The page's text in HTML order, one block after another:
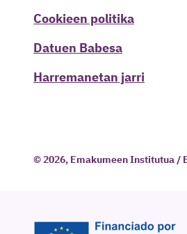
Cookieen politika
Datuen Babesa
Harremanetan jarri
© 2026, Emakumeen Institutua /